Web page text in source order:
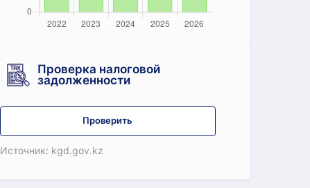
Проверка налоговой
задолженности
Проверить
Источник: kgd.gov.kz